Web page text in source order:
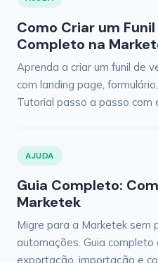
Como Criar um
Completo na
Aprenda a criar um funil de
com landing page,
Tutorial passo a passo com
AJUDA
Guia Completo:
Marketek
Migre para a Marketek sem
automações. Guia completo
exportação, importação e